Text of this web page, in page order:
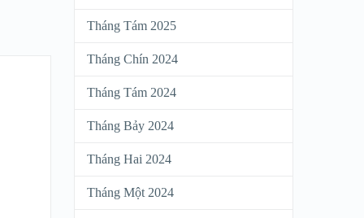
Tháng Tám 2025
Tháng Chín 2024
Tháng Tám 2024
Tháng Bảy 2024
Tháng Hai 2024
Tháng Một 2024